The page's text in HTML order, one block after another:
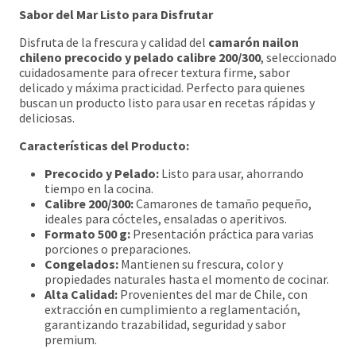
Sabor del Mar Listo para Disfrutar
Disfruta de la frescura y calidad del camarón nailon
chileno precocido y pelado calibre 200/300, seleccionado
cuidadosamente para ofrecer textura firme, sabor
delicado y máxima practicidad. Perfecto para quienes
buscan un producto listo para usar en recetas rápidas y
deliciosas.
Características del Producto:
Precocido y Pelado: Listo para usar, ahorrando
tiempo en la cocina.
Calibre 200/300:Camarones de tamaño pequeño,
ideales para cócteles, ensaladas o aperitivos.
Formato 500 g: Presentación práctica para varias
porciones o preparaciones.
Congelados: Mantienen su frescura, color y
propiedades naturales hasta el momento de cocinar.
Alta Calidad: Provenientes del mar de Chile, con
extracción en cumplimiento a reglamentación,
garantizando trazabilidad, seguridad y sabor
premium.